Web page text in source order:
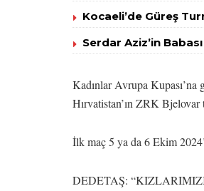
Kocaeli’de Güreş
Serdar Aziz’in
Kadınlar Avrupa
Hırvatistan’ın ZRK Bjelovar
İlk maç 5 ya da 6 Ekim
DEDETAŞ: